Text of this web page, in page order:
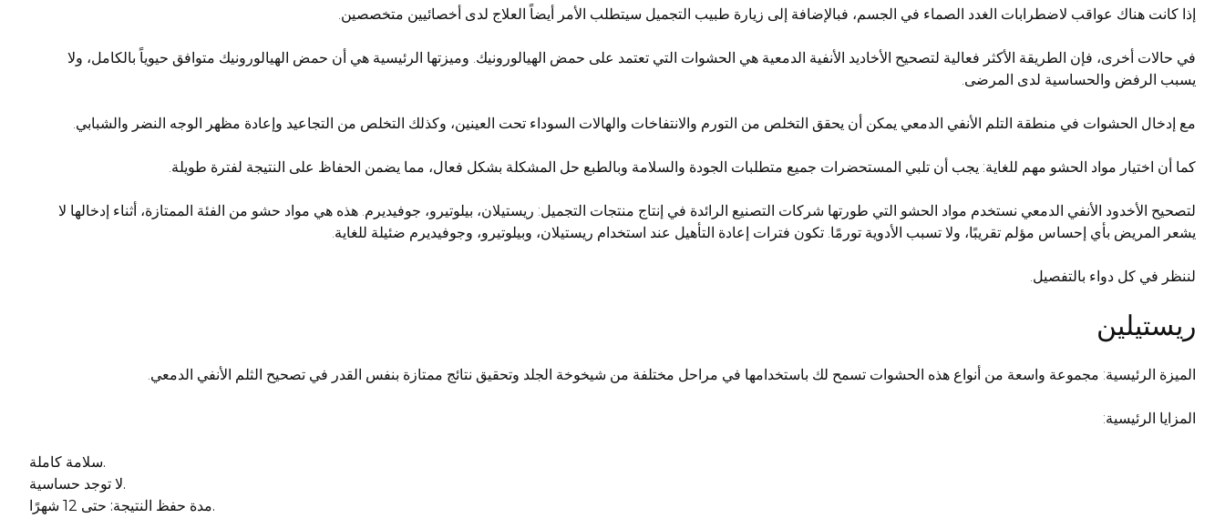
إذا كانت هناك عواقب لاضطرابات الغدد الصماء في الجسم، فبالإضافة إلى زيارة طبيب التجميل سيتطلب الأمر أيضاً العلاج لدى أخصائيين متخصصين.
في حالات أخرى، فإن الطريقة الأكثر فعالية لتصحيح الأخاديد الأنفية الدمعية هي الحشوات التي تعتمد على حمض الهيالورونيك. وميزتها الرئيسية هي أن حمض الهيالورونيك متوافق حيوياً بالكامل، ولا
يسبب الرفض والحساسية لدى المرضى.
مع إدخال الحشوات في منطقة التلم الأنفي الدمعي يمكن أن يحقق التخلص من التورم والانتفاخات والهالات السوداء تحت العينين، وكذلك التخلص من التجاعيد وإعادة مظهر الوجه النضر والشبابي.
كما أن اختيار مواد الحشو مهم للغاية: يجب أن تلبي المستحضرات جميع متطلبات الجودة والسلامة وبالطبع حل المشكلة بشكل فعال، مما يضمن الحفاظ على النتيجة لفترة طويلة.
لتصحيح الأخدود الأنفي الدمعي نستخدم مواد الحشو التي طورتها شركات التصنيع الرائدة في إنتاج منتجات التجميل: ريستيلان، بيلوتيرو، جوفيديرم. هذه هي مواد حشو من الفئة الممتازة، أثناء إدخالها لا
يشعر المريض بأي إحساس مؤلم تقريبًا، ولا تسبب الأدوية تورمًا. تكون فترات إعادة التأهيل عند استخدام ريستيلان، وبيلوتيرو، وجوفيديرم ضئيلة للغاية.
لننظر في كل دواء بالتفصيل.
ريستيلين
الميزة الرئيسية: مجموعة واسعة من أنواع هذه الحشوات تسمح لك باستخدامها في مراحل مختلفة من شيخوخة الجلد وتحقيق نتائج ممتازة بنفس القدر في تصحيح الثلم الأنفي الدمعي.
المزايا الرئيسية:
سلامة كاملة.
لا توجد حساسية.
مدة حفظ النتيجة: حتى 12 شهرًا.